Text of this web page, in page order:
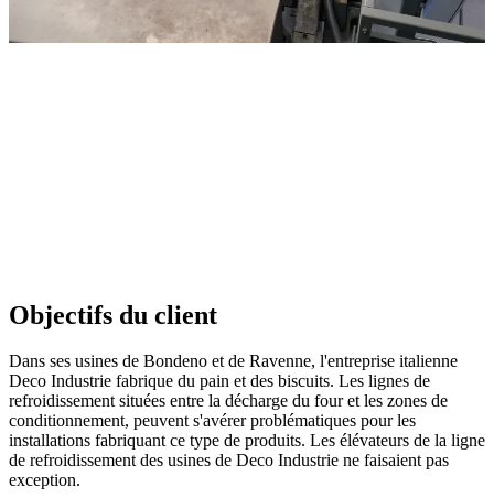
Objectifs du client
Dans ses usines de Bondeno et de Ravenne, l'entreprise italienne
Deco Industrie fabrique du pain et des biscuits. Les lignes de
refroidissement situées entre la décharge du four et les zones de
conditionnement, peuvent s'avérer problématiques pour les
installations fabriquant ce type de produits. Les élévateurs de la ligne
de refroidissement des usines de Deco Industrie ne faisaient pas
exception.